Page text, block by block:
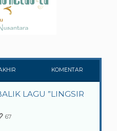
KOMENTAR
LAGU ”LINGSIR
67